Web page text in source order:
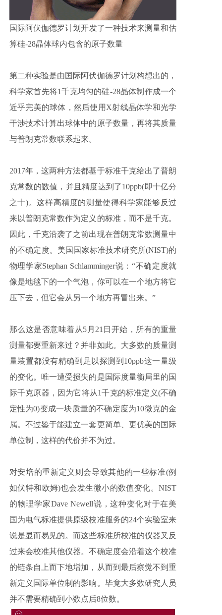
国际阿伏伽德罗计划开发了一种技术来测量和估
算硅-28晶体球内包含的原子数量
第二种实验是由国际阿伏伽德罗计划构想出的，
科学家首先将1千克均匀的硅-28晶体制作成一个
近乎完美的球体，然后使用X射线晶体学和光学
干涉技术计算出球体中的原子数量，再将其质量
与普朗克常数联系起来。
2017年，这两种方法都基于标准千克给出了普朗
克常数的数值，并且精度达到了10ppb(即十亿分
之十)。这样高精度的测量使得科学家能够反过
来以普朗克常数作为定义的标准，而不是千克。
因此，千克沿袭了之前出现在普朗克常数测量中
的不确定度。美国国家标准技术研究所(NIST)的
物理学家Stephan Schlamminger说：“不确定度就
像是地毯下的一个气泡，你可以在一个地方将它
压下去，但它会从另一个地方再冒出来。”
那么这是否意味着从5月21日开始，所有的重量
测量都要重新来过？并非如此。大多数的质量测
量装置都没有精确到足以探测到10ppb这一量级
的变化。唯一遭受损失的是国际度量衡局里的国
际千克原器，因为它将从1千克的标准定义(不确
定性为0)变成一块质量的不确定度为10微克的金
属。不过鉴于能建立一套更简单、更优美的国际
单位制，这样的代价并不为过。
对安培的重新定义则会导致其他的一些标准(例
如伏特和欧姆)也会发生微小的数值变化。NIST
的物理学家Dave Newell说，这种变化对于在美
国为电气标准提供原级校准服务的24个实验室来
说是显而易见的。而这些标准所校准的仪器又反
过来会校准其他仪器。不确定度会沿着这个校准
的链条自上而下地增加，从而到最后察觉不到重
新定义国际单位制的影响。毕竟大多数研究人员
并不需要精确到小数点后8位数。